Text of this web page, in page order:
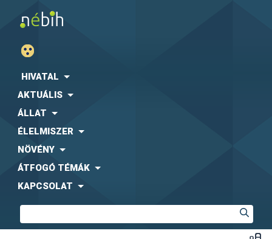
HIVATAL
AKTUÁLIS
ÁLLAT
ÉLELMISZER
NÖVÉNY
ÁTFOGÓ TÉMÁK
KAPCSOLAT